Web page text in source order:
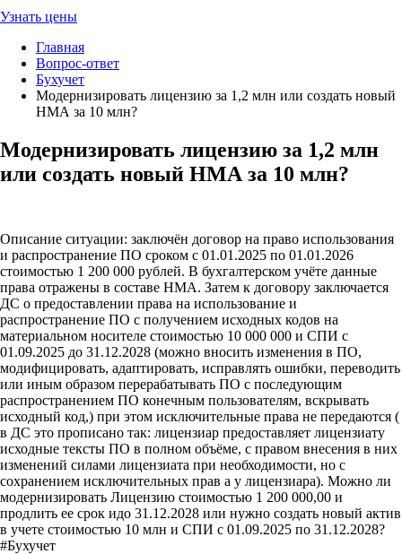
Узнать цены
Главная
Вопрос-ответ
Бухучет
Модернизировать лицензию за 1,2 млн или создать новый
НМА за 10 млн?
Модернизировать лицензию за 1,2 млн
или создать новый НМА за 10 млн?
Описание ситуации: заключён договор на право использования
и распространение ПО сроком с 01.01.2025 по 01.01.2026
стоимостью 1 200 000 рублей. В бухгалтерском учёте данные
права отражены в составе НМА. Затем к договору заключается
ДС о предоставлении права на использование и
распространение ПО с получением исходных кодов на
материальном носителе стоимостью 10 000 000 и СПИ с
01.09.2025 до 31.12.2028 (можно вносить изменения в ПО,
модифицировать, адаптировать, исправлять ошибки, переводить
или иным образом перерабатывать ПО с последующим
распространением ПО конечным пользователям, вскрывать
исходный код,) при этом исключительные права не передаются (
в ДС это прописано так: лицензиар предоставляет лицензиату
исходные тексты ПО в полном объёме, с правом внесения в них
изменений силами лицензиата при необходимости, но с
сохранением исключительных прав а у лицензиара). Можно ли
модернизировать Лицензию стоимостью 1 200 000,00 и
продлить ее срок идо 31.12.2028 или нужно создать новый актив
в учете стоимостью 10 млн и СПИ с 01.09.2025 по 31.12.2028?
#Бухучет